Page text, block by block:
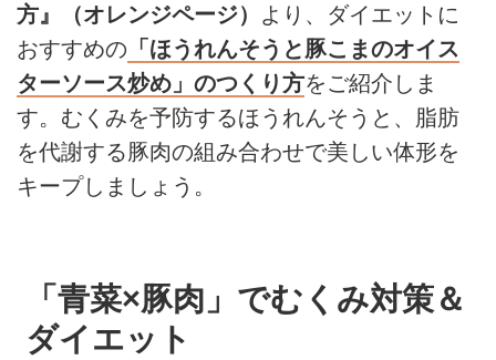
方』（オレンジページ）
より、ダイエットに
おすすめの 「ほうれんそうと豚こまのオイス
ターソース炒め」のつくり方をご紹介しま
す。むくみを予防するほうれんそうと、脂肪
を代謝する豚肉の組み合わせで美しい体形を
キープしましょう。
「青菜×豚肉」でむくみ対策＆
ダイエット